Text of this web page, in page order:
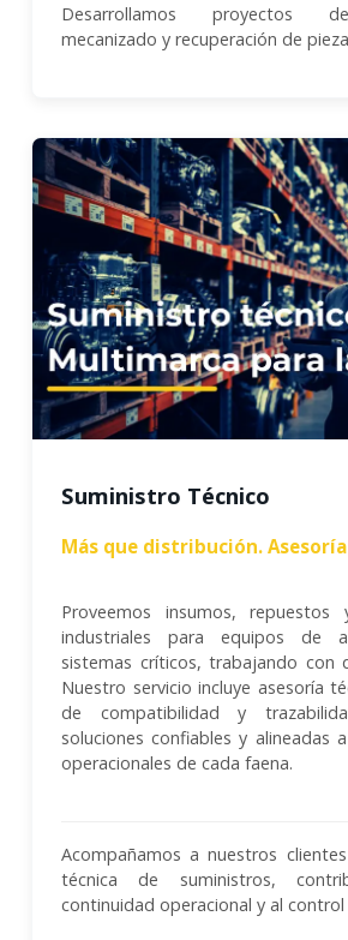
Desarrollamos proyectos
mecanizado y recuperación de
Suministro Técnico
Más que distribución.
Proveemos insumos, repuestos
industriales para equipos de
sistemas críticos, trabajando con
Nuestro servicio incluye asesoría
de compatibilidad y
soluciones confiables y alineadas
operacionales de cada faena.
Acompañamos a nuestros
técnica de suministros,
continuidad operacional y al